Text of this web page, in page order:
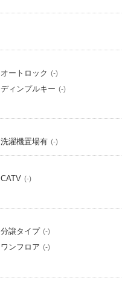
オートロック (-)
ディンプルキー (-)
洗濯機置場有 (-)
CATV (-)
分譲タイプ (-)
ワンフロア (-)